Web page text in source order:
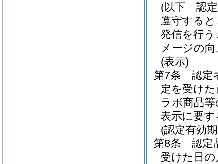
(以下「認
遵守する
発信を行
メージの
(表示)
第7条
認定
定を受けた
ラボ商品
表示に要
(認定有効
第8条
認定
受けた日